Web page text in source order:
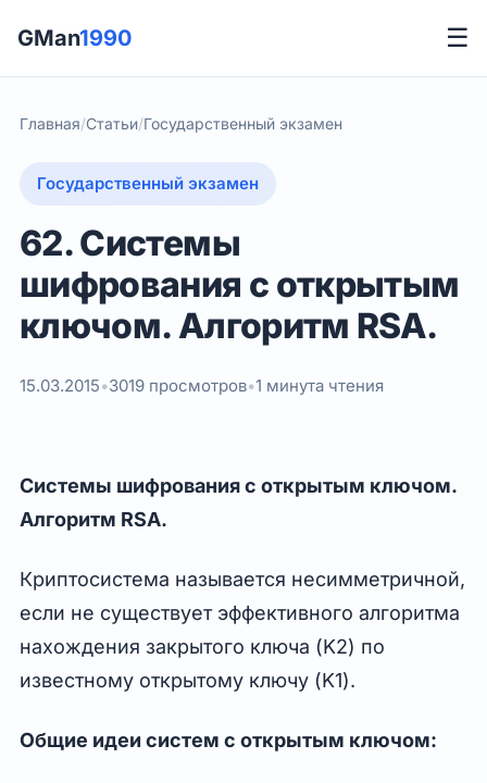
GMan1990 ☰
Главная/Статьи/Государственный экзамен
Государственный экзамен
62. Системы
шифрования с открытым
ключом. Алгоритм RSA.
15.03.2015•3019 просмотров•1 минута чтения
Системы шифрования с открытым ключом.
Алгоритм RSA.
Криптосистема называется несимметричной,
если не существует эффективного алгоритма
нахождения закрытого ключа (K2) по
известному открытому ключу (K1).
Общие идеи систем с открытым ключом: